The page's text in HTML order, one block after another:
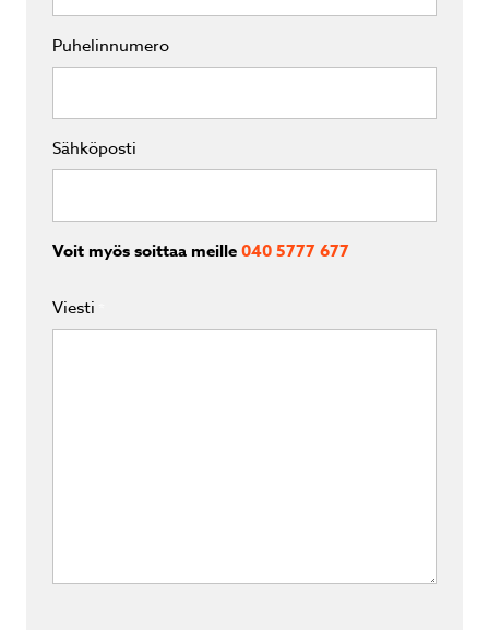
Puhelinnumero
Sähköposti
Voit myös soittaa meille040 5777 677
Viesti